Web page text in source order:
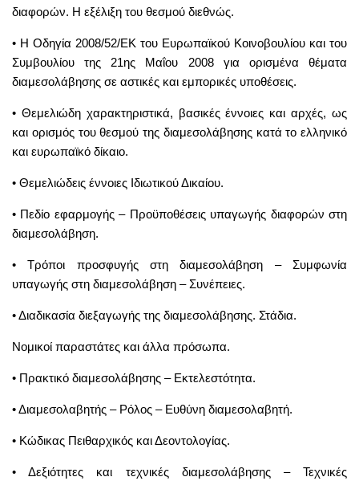
διαφορών. Η εξέλιξη του θεσμού διεθνώς.
• Η Οδηγία 2008/52/ΕΚ του Ευρωπαϊκού Κοινοβουλίου και του
Συμβουλίου της 21ης Μαΐου 2008 για ορισμένα θέματα
διαμεσολάβησης σε αστικές και εμπορικές υποθέσεις.
• Θεμελιώδη χαρακτηριστικά, βασικές έννοιες και αρχές, ως
και ορισμός του θεσμού της διαμεσολάβησης κατά το ελληνικό
και ευρωπαϊκό δίκαιο.
• Θεμελιώδεις έννοιες Ιδιωτικού Δικαίου.
• Πεδίο εφαρμογής – Προϋποθέσεις υπαγωγής διαφορών στη
διαμεσολάβηση.
• Τρόποι προσφυγής στη διαμεσολάβηση – Συμφωνία
υπαγωγής στη διαμεσολάβηση – Συνέπειες.
• Διαδικασία διεξαγωγής της διαμεσολάβησης. Στάδια.
Νομικοί παραστάτες και άλλα πρόσωπα.
• Πρακτικό διαμεσολάβησης – Εκτελεστότητα.
• Διαμεσολαβητής – Ρόλος – Ευθύνη διαμεσολαβητή.
• Κώδικας Πειθαρχικός και Δεοντολογίας.
• Δεξιότητες και τεχνικές διαμεσολάβησης – Τεχνικές